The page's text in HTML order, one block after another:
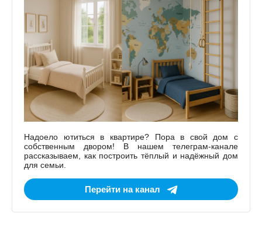
Надоело ютиться в квартире? Пора в свой дом с
собственным двором! В нашем телеграм-канале
рассказываем, как построить тёплый и надёжный дом
для семьи.
Перейти на канал